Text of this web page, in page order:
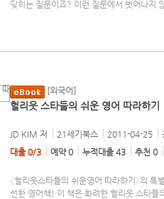
딪히는 질문이죠? 이런 질문에서 벗어나지
[외국어]
헐리웃 스타들의 쉬운 영어 따라하기
JD KIM 저 21세기북스 2011-04-25
대출 0/3
예약 0 누적대출 43 추천 0
〈헐리웃스타들의 쉬운영어 따라하기〉의
선한 영어책! 이 책은 화려한 헐리웃 스타들